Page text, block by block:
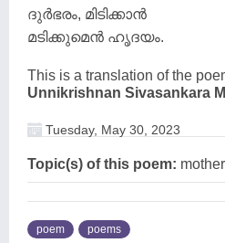
ദുർഭരം, മിടിക്കാൻ
മടിക്കുമെൻ ഹൃദയം.
This is a translation of the
Unnikrishnan Sivasankara
Tuesday, May 30, 2023
Topic(s) of this poem: mother
poem poems